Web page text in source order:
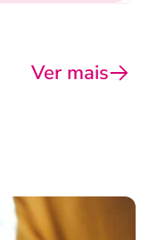
Ver mais